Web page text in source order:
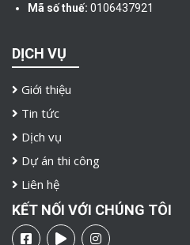
Mã số thuế: 0106437921
DỊCH VỤ
Giới thiệu
Tin tức
Dịch vụ
Dự án thi công
Liên hệ
KẾT NỐI VỚI CHÚNG TÔI